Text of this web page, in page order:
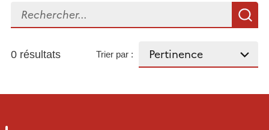
Rechercher...
0 résultats Trier par :